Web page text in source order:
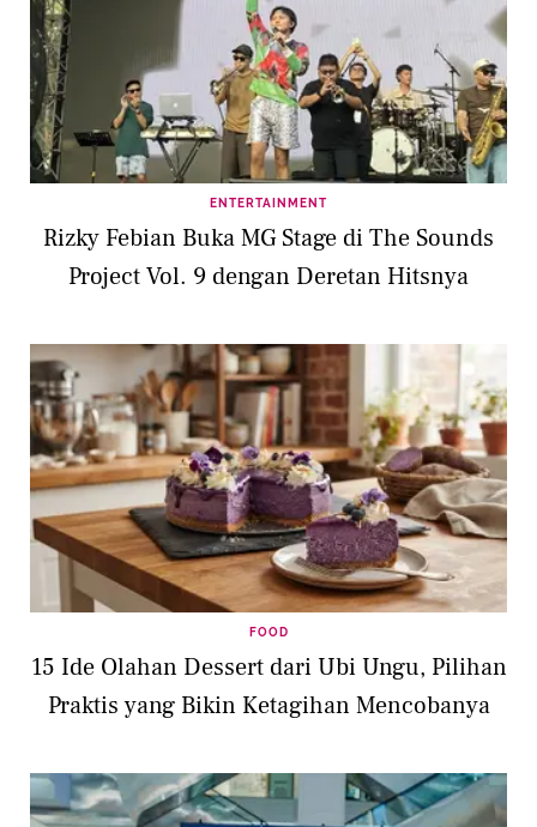
ENTERTAINMENT
Rizky Febian Buka MG Stage di The Sounds
Project Vol. 9 dengan Deretan Hitsnya
FOOD
15 Ide Olahan Dessert dari Ubi Ungu, Pilihan
Praktis yang Bikin Ketagihan Mencobanya